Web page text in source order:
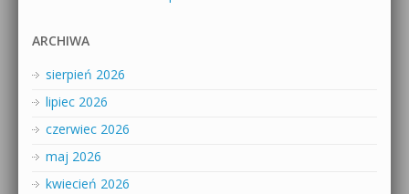
ARCHIWA
sierpień 2026
lipiec 2026
czerwiec 2026
maj 2026
kwiecień 2026